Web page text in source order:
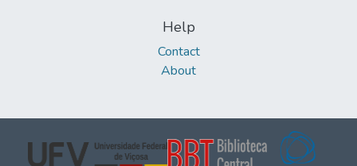
Help
Contact
About